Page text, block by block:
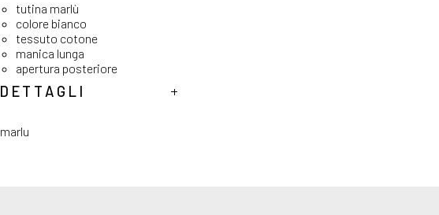
tutina marlù
colore bianco
tessuto cotone
manica lunga
apertura posteriore
DETTAGLI
marlu